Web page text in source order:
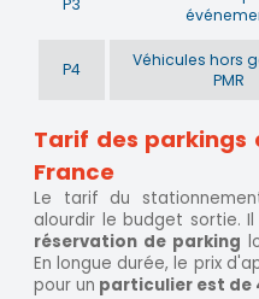
P3
P4
Véhicules hors
PMR
Tarif des parkings
France
Le tarif du
alourdir le budget sortie.
réservation de parking
En longue durée, le prix
pour un particulier est de